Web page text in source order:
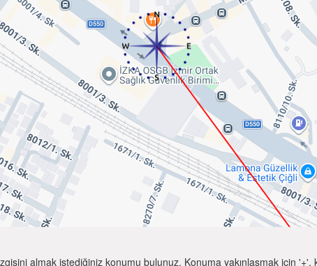
almak istediğiniz konumu bulunuz. Konuma yakınlaşmak için '+',